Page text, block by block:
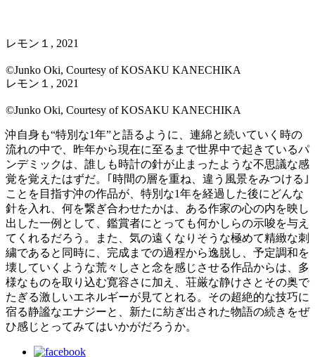
レモン１, 2021
©Junko Oki, Courtesy of KOSAKU KANECHIKA
レモン１, 2021
©Junko Oki, Courtesy of KOSAKU KANECHIKA
沖自身も“特別な1年”と語るように、連綿と続いていく時の
流れの中で、昨年から現在に至るまで世界中で起きているパ
ンデミックは、誰しも時計の針が止まったような不思議な感
覚を覚えたはずだ。｢時間の層を重ね、違う⾵景をみつける｣
ことを目指す沖の作品が、特別な1年を経過した後にどんな
針を入れ、何を繋ぎ合わせたかは、ある作家の心の内を映し
出した一例として、鑑賞者にとっても何かしらの示唆を与え
てくれるだろう。また、気の遠くなりそうな極めて精緻な刺
繍であると同時に、完成までの過程から逸脱し、予定調和を
壊していくような荒々しさと念を感じさせる作品からは、多
様なものを取り込む寛容さに加え、荘厳な静けさとその奥で
たぎる激しいエネルギーが見てとれる。その超絶的な技巧に
宿る静謐なエナジーと、新たに紡ぎ出された物語の続きをぜ
ひ感じとってみてはいかがだろうか。